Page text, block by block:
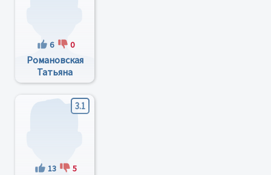
6 0
Романовская
Татьяна
Николаевна
3.1
13 5